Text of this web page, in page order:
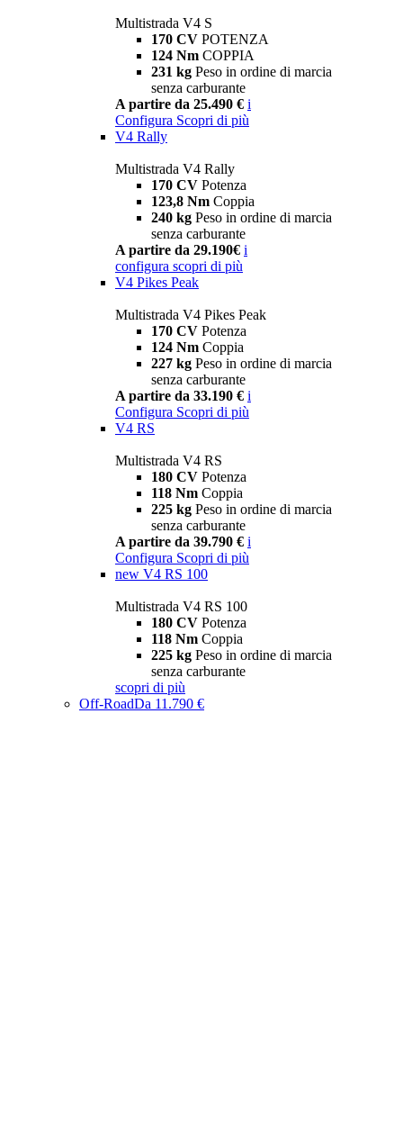
Multistrada V4 S
170 CV POTENZA
124 Nm COPPIA
231 kg Peso in ordine di marcia
senza carburante
A partire da 25.490 € i
Configura Scopri di più
V4 Rally
Multistrada V4 Rally
170 CV Potenza
123,8 Nm Coppia
240 kg Peso in ordine di marcia
senza carburante
A partire da 29.190€ i
configura scopri di più
V4 Pikes Peak
Multistrada V4 Pikes Peak
170 CV Potenza
124 Nm Coppia
227 kg Peso in ordine di marcia
senza carburante
A partire da 33.190 € i
Configura Scopri di più
V4 RS
Multistrada V4 RS
180 CV Potenza
118 Nm Coppia
225 kg Peso in ordine di marcia
senza carburante
A partire da 39.790 € i
Configura Scopri di più
new V4 RS 100
Multistrada V4 RS 100
180 CV Potenza
118 Nm Coppia
225 kg Peso in ordine di marcia
senza carburante
scopri di più
Off-RoadDa 11.790 €